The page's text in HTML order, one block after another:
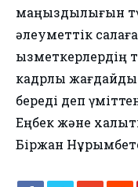
маңыздылығын
әлеуметтік
кадрлық
береді деп
Еңбек және
Біржан